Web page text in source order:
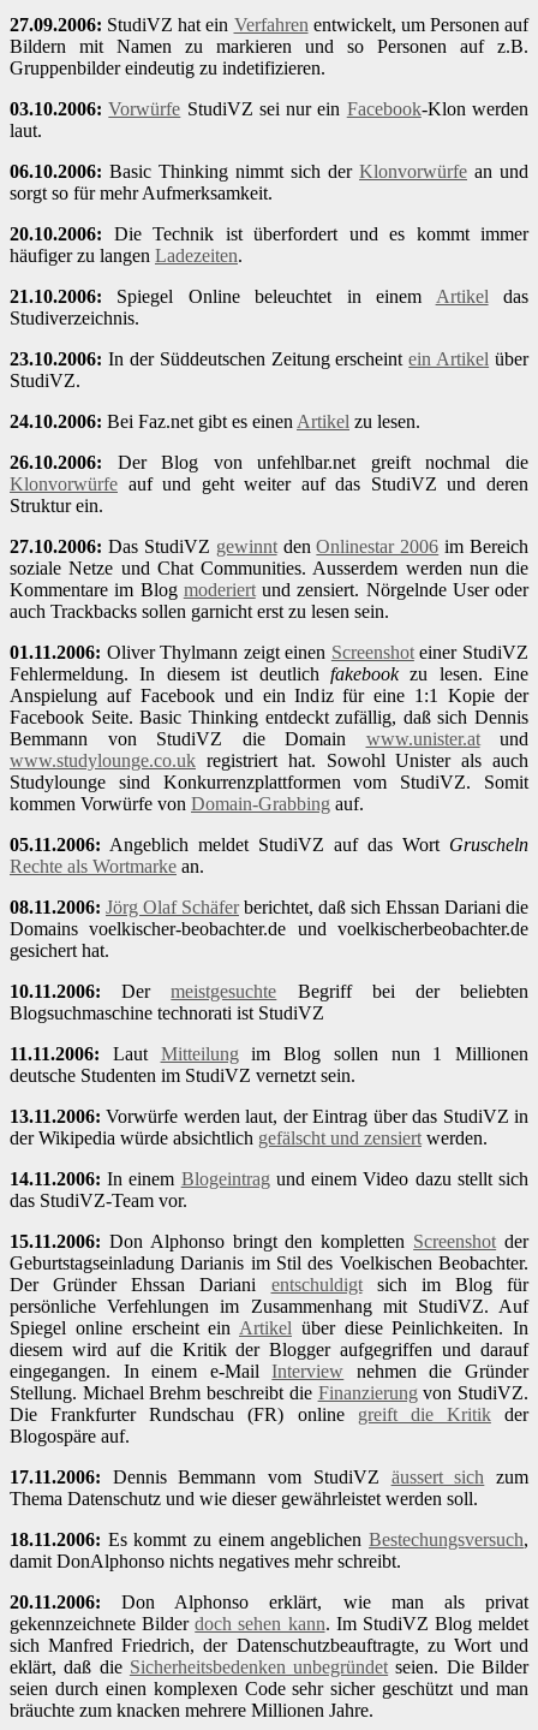
27.09.2006: StudiVZ hat ein Verfahren entwickelt, um Personen auf
Bildern mit Namen zu markieren und so Personen auf z.B.
Gruppenbilder eindeutig zu indetifizieren.
03.10.2006: Vorwürfe StudiVZ sei nur ein Facebook-Klon werden
laut.
06.10.2006: Basic Thinking nimmt sich der Klonvorwürfe an und
sorgt so für mehr Aufmerksamkeit.
20.10.2006: Die Technik ist überfordert und es kommt immer
häufiger zu langen Ladezeiten.
21.10.2006: Spiegel Online beleuchtet in einem Artikel das
Studiverzeichnis.
23.10.2006: In der Süddeutschen Zeitung erscheintein Artikel über
StudiVZ.
24.10.2006: Bei Faz.net gibt es einen Artikel zu lesen.
26.10.2006: Der Blog von unfehlbar.net greift nochmal die
Klonvorwürfe auf und geht weiter auf das StudiVZ und deren
Struktur ein.
27.10.2006: Das StudiVZ gewinntdenOnlinestar 2006 im Bereich
soziale Netze und Chat Communities. Ausserdem werden nun die
Kommentare im Blog moderiertund zensiert. Nörgelnde User oder
auch Trackbacks sollen garnicht erst zu lesen sein.
01.11.2006: Oliver Thylmann zeigt einen Screenshoteiner StudiVZ
Fehlermeldung. In diesem ist deutlich fakebookzu lesen. Eine
Anspielung auf Facebook und ein Indiz für eine 1:1 Kopie der
Facebook Seite. Basic Thinking entdeckt zufällig, daß sich Dennis
Bemmann von StudiVZ die Domain www.unister.atund
www.studylounge.co.uk registriert hat. Sowohl Unister als auch
Studylounge sind Konkurrenzplattformen vom StudiVZ. Somit
kommen Vorwürfe von Domain-Grabbing auf.
05.11.2006: Angeblich meldet StudiVZ auf das Wort Gruscheln
Rechte als Wortmarke an.
08.11.2006: Jörg Olaf Schäferberichtet, daß sich Ehssan Dariani die
Domains voelkischer-beobachter.de und voelkischerbeobachter.de
gesichert hat.
10.11.2006: Dermeistgesuchte Begriff bei der beliebten
Blogsuchmaschine technorati ist StudiVZ
11.11.2006: Laut Mitteilung im Blog sollen nun 1 Millionen
deutsche Studenten im StudiVZ vernetzt sein.
13.11.2006: Vorwürfe werden laut, der Eintrag über das StudiVZ in
der Wikipedia würde absichtlich gefälscht und zensiert werden.
14.11.2006: In einem Blogeintrag und einem Video dazu stellt sich
das StudiVZ-Team vor.
15.11.2006: Don Alphonso bringt den kompletten Screenshot der
Geburtstagseinladung Darianis im Stil des Voelkischen Beobachter.
Der Gründer Ehssan Dariani entschuldigtsich im Blog für
persönliche Verfehlungen im Zusammenhang mit StudiVZ. Auf
Spiegel online erscheint ein Artikel über diese Peinlichkeiten. In
diesem wird auf die Kritik der Blogger aufgegriffen und darauf
eingegangen. In einem e-MailInterview nehmen die Gründer
Stellung. Michael Brehm beschreibt die Finanzierung von StudiVZ.
Die Frankfurter Rundschau (FR) online greift die Kritikder
Blogospäre auf.
17.11.2006: Dennis Bemmann vom StudiVZ äussert sich zum
Thema Datenschutz und wie dieser gewährleistet werden soll.
18.11.2006: Es kommt zu einem angeblichen Bestechungsversuch,
damit DonAlphonso nichts negatives mehr schreibt.
20.11.2006: Don Alphonso erklärt, wie man als privat
gekennzeichnete Bilderdoch sehen kann. Im StudiVZ Blog meldet
sich Manfred Friedrich, der Datenschutzbeauftragte, zu Wort und
eklärt, daß die Sicherheitsbedenken unbegründet seien. Die Bilder
seien durch einen komplexen Code sehr sicher geschützt und man
bräuchte zum knacken mehrere Millionen Jahre.